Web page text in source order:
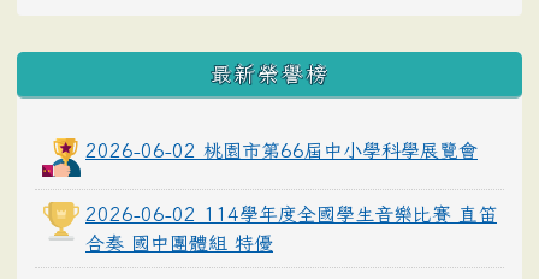
最新榮譽榜
2026-06-02 桃園市第66屆中小學科學展覽會
2026-06-02 114學年度全國學生音樂比賽 直笛
合奏 國中團體組 特優